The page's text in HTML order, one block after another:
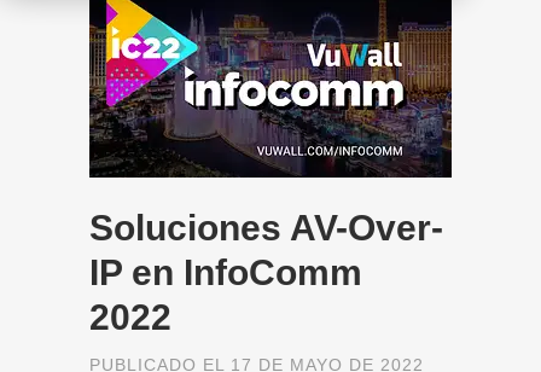
Soluciones AV-Over-
IP en InfoComm
2022
PUBLICADO EL 17 DE MAYO DE 2022